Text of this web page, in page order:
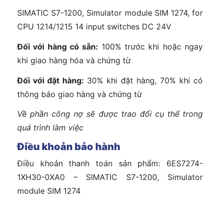
SIMATIC S7-1200, Simulator module SIM 1274, for
CPU 1214/1215 14 input switches DC 24V
Đối với hàng có sẵn: 100% trước khi hoặc ngay
khi giao hàng hóa và chứng từ
Đối với đặt hàng: 30% khi đặt hàng, 70% khi có
thông báo giao hàng và chứng từ
Về phần công nợ sẽ được trao đổi cụ thể trong
quá trình làm việc
Điều khoản bảo hành
Điều khoản thanh toán sản phẩm: 6ES7274-
1XH30-0XA0 – SIMATIC S7-1200, Simulator
module SIM 1274